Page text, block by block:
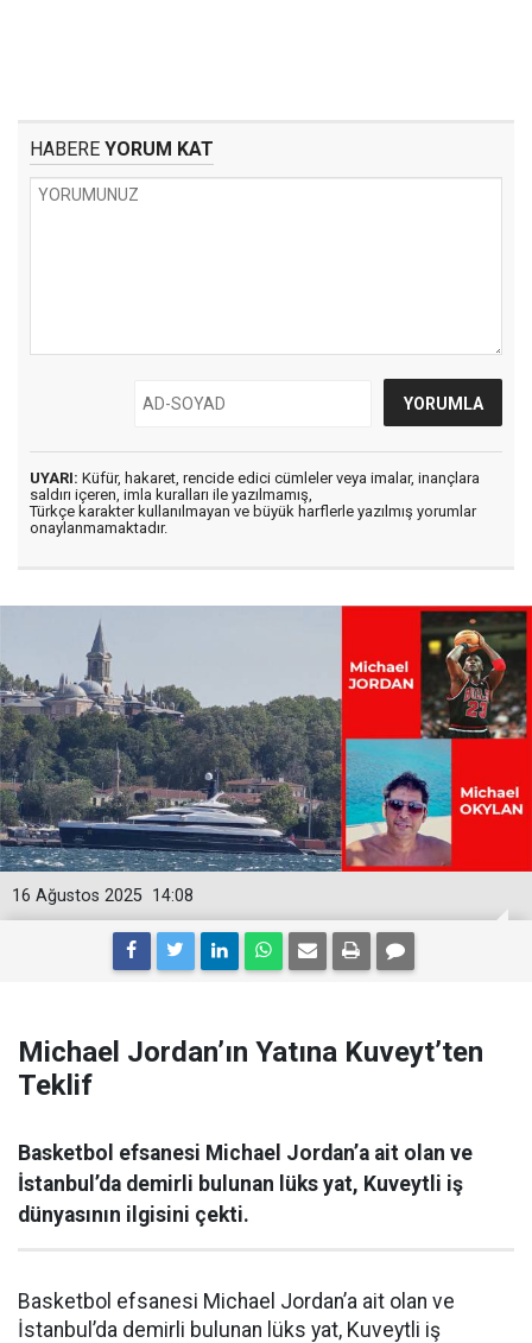
HABERE YORUM KAT
UYARI: Küfür, hakaret, rencide edici cümleler veya imalar, inançlara
saldırı içeren, imla kuralları ile yazılmamış,
Türkçe karakter kullanılmayan ve büyük harflerle yazılmış yorumlar
onaylanmamaktadır.
14:08
16 Ağustos 2025
Michael Jordan’ın Yatına Kuveyt’ten
Teklif
Basketbol efsanesi Michael Jordan’a ait olan ve
İstanbul’da demirli bulunan lüks yat, Kuveytli iş
dünyasının ilgisini çekti.
Basketbol efsanesi Michael Jordan’a ait olan ve
İstanbul’da demirli bulunan lüks yat, Kuveytli iş